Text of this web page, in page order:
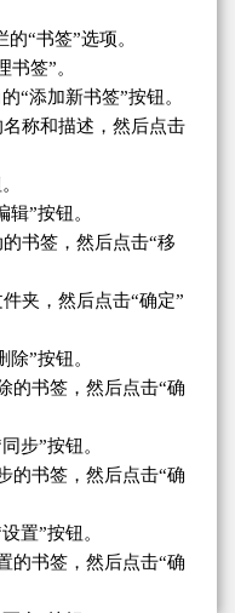
“书签”选项。
签”。
“添加新书签”按钮。
称和描述，然后点击
”按钮。
书签，然后点击“移
夹，然后点击“确定”
”按钮。
的书签，然后点击“确
步”按钮。
的书签，然后点击“确
置”按钮。
的书签，然后点击“确